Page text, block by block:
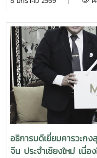
ปีใหม่ 2569 พร้อมกันนี้ ได้มี
ในประเทศญี่ปุ่น และสานค
2026, Associate
President of Maejo
Dean of International
Affairs Officers from
Consulate General of
Consul General
New Year 2026 and to
between Maejo
อธิการบดีเยี่ยมคารวะก
จีน ประจำเชียงใหม่ เนื่อ